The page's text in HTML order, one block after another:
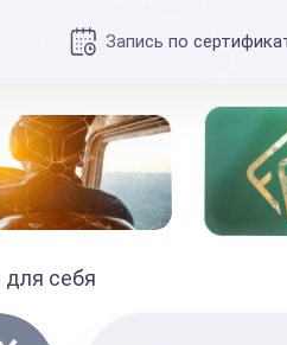
Запись по
для себя